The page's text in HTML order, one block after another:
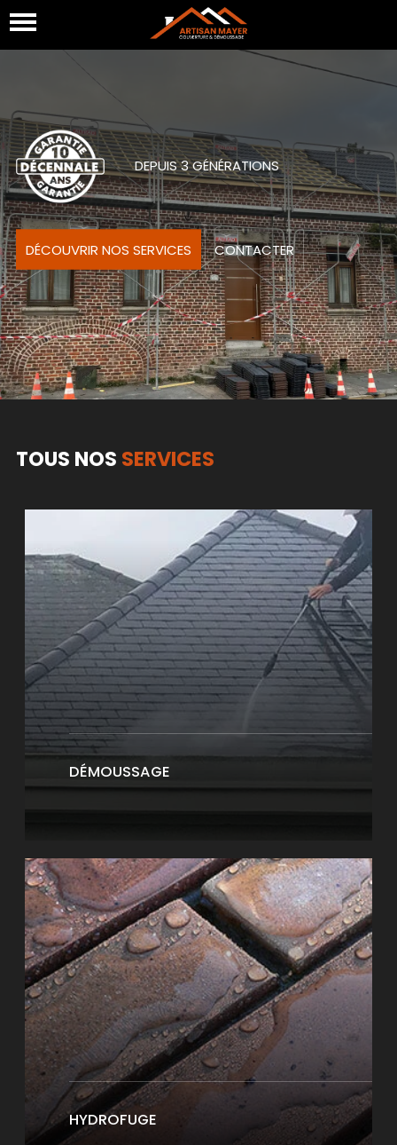
DEPUIS 3 GÉNÉRATIONS
DÉCOUVRIR NOS SERVICES CONTACTER
TOUS NOS SERVICES
DÉMOUSSAGE
HYDROFUGE